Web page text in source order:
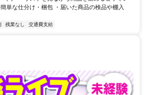
単な仕分け・梱包 ・届いた商品の検品や棚入
残業なし 交通費支給